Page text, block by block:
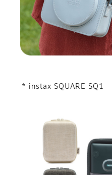
* instax SQUARE SQ1